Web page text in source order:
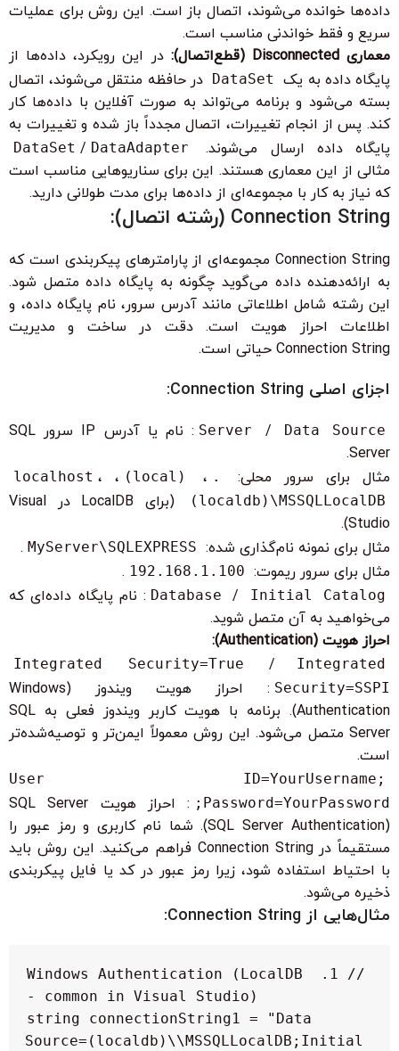
داده‌ها خوانده می‌شوند، اتصال باز است. این روش برای عملیات
سریع و فقط خواندنی مناسب است.
معماری Disconnected (قطع‌اتصال):
در این رویکرد، داده‌ها از
پایگاه داده به یک
DataSet در حافظه منتقل می‌شوند، اتصال
بسته می‌شود و برنامه می‌تواند به صورت آفلاین با داده‌ها کار
کند. پس از انجام تغییرات، اتصال مجدداً باز شده و تغییرات به
پایگاه داده ارسال می‌شوند.
DataSet / DataAdapter
مثالی از این معماری هستند. این برای سناریوهایی مناسب است
که نیاز به کار با مجموعه‌ای از داده‌ها برای مدت طولانی دارید.
Connection String (رشته اتصال):
Connection String مجموعه‌ای از پارامترهای پیکربندی است که
به ارائه‌دهنده داده می‌گوید چگونه به پایگاه داده متصل شود.
این رشته شامل اطلاعاتی مانند آدرس سرور، نام پایگاه داده، و
اطلاعات احراز هویت است. دقت در ساخت و مدیریت
Connection String حیاتی است.
اجزای اصلی Connection String:
Server / Data Source
: نام یا آدرس IP سرور SQL
Server.
مثال برای سرور محلی:
. ، (local) ، localhost ،
(localdb)\MSSQLLocalDB
(برای LocalDB در Visual
Studio).
مثال برای نمونه نام‌گذاری شده: MyServer\SQLEXPRESS
.
مثال برای سرور ریموت: 192.168.1.100
.
Database / Initial Catalog
: نام پایگاه داده‌ای که
می‌خواهید به آن متصل شوید.
احراز هویت (Authentication):
Integrated Security=True /
Integrated
Security=SSPI
: احراز هویت ویندوز (Windows
Authentication). برنامه با هویت کاربر ویندوز فعلی به SQL
Server متصل می‌شود. این روش معمولاً ایمن‌تر و توصیه‌شده‌تر
است.
User ID=YourUsername;
Password=YourPassword;
: احراز هویت SQL Server
(SQL Server Authentication). شما نام کاربری و رمز عبور را
مستقیماً در Connection String فراهم می‌کنید. این روش باید
با احتیاط استفاده شود، زیرا رمز عبور در کد یا فایل پیکربندی
ذخیره می‌شود.
مثال‌هایی از Connection String:
// 1. Windows Authentication (LocalDB
string connectionString1 = "Data
Source=(localdb)\\MSSQLLocalDB;Initial